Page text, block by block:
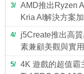
3
AMD推出Ryzen
Kria AI解決方案
4
j5Create推出高
素兼顧美觀與實用
5
4K 遊戲的超值霸